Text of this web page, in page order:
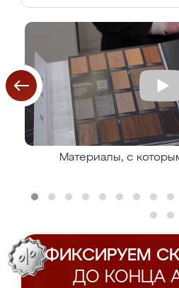
Материалы, с
ФИКСИРУЕМ
ДО КОНЦА